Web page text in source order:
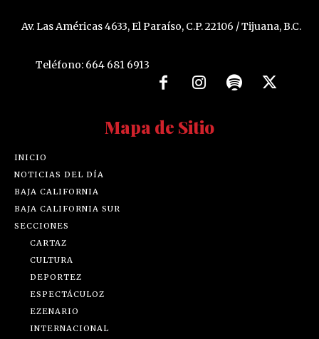
Av. Las Américas 4633, El Paraíso, C.P. 22106 / Tijuana, B.C.
Teléfono: 664 681 6913
Mapa de Sitio
INICIO
NOTICIAS DEL DÍA
BAJA CALIFORNIA
BAJA CALIFORNIA SUR
SECCIONES
CARTAZ
CULTURA
DEPORTEZ
ESPECTÁCULOZ
EZENARIO
INTERNACIONAL